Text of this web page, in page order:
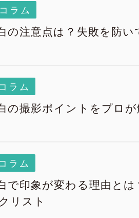
コラム
の注意点は？失敗を防
ラム
の撮影ポイントをプロ
ラム
で印象が変わる理由とは
リスト